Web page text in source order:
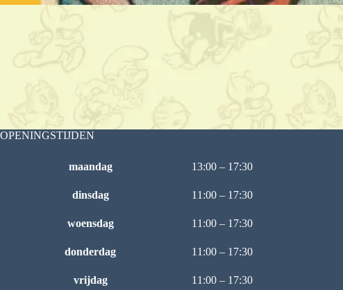
OPENINGSTIJDEN
maandag 13:00 – 17:30
dinsdag 11:00 – 17:30
woensdag 11:00 – 17:30
donderdag 11:00 – 17:30
vrijdag 11:00 – 17:30